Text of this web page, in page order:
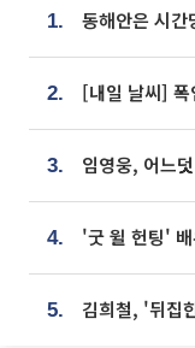
1.
2.
3.
4.
5.